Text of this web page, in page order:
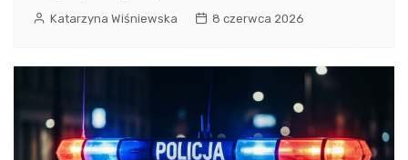
Katarzyna Wiśniewska 8 czerwca 2026